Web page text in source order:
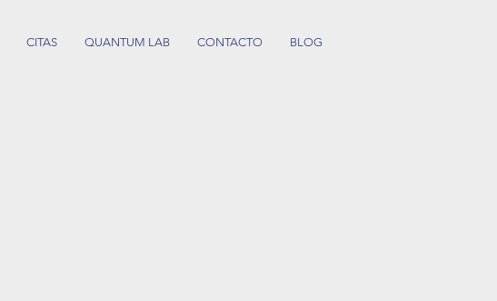
CITAS QUANTUM LAB CONTACTO BLOG